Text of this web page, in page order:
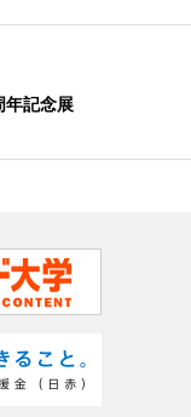
年記念展